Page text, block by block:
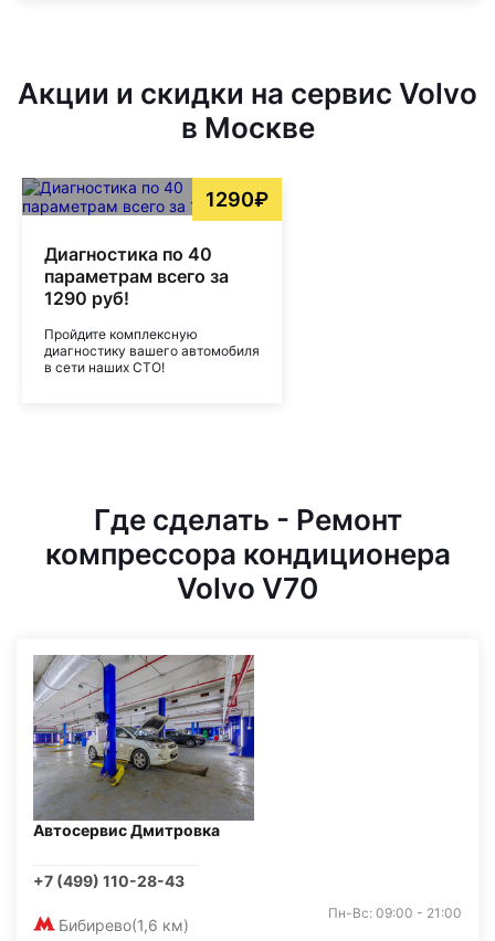
Акции и скидки на сервис Volvo
в Москве
1290₽
Диагностика по 40
параметрам всего за
1290 руб!
Пройдите комплексную
диагностику вашего автомобиля
в сети наших СТО!
Где сделать - Ремонт
компрессора кондиционера
Volvo V70
Автосервис Дмитровка
+7 (499) 110-28-43
Бибирево(1,6 км)
Пн-Вс: 09:00 - 21:00